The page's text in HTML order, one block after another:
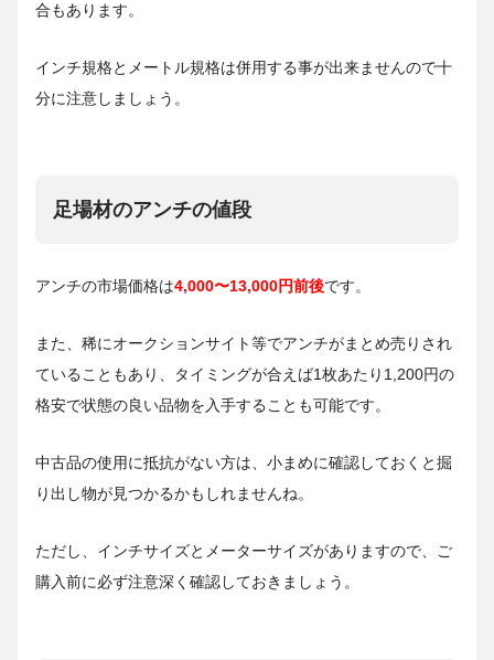
合もあります。
インチ規格とメートル規格は併用する事が出来ませんので十
分に注意しましょう。
足場材のアンチの値段
アンチの市場価格は4,000〜13,000円前後です。
また、稀にオークションサイト等でアンチがまとめ売りされ
ていることもあり、タイミングが合えば1枚あたり1,200円の
格安で状態の良い品物を入手することも可能です。
中古品の使用に抵抗がない方は、小まめに確認しておくと掘
り出し物が見つかるかもしれませんね。
ただし、インチサイズとメーターサイズがありますので、ご
購入前に必ず注意深く確認しておきましょう。